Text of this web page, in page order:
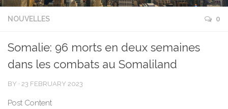
NOUVELLES 0
Somalie: 96 morts en deux semaines
dans les combats au Somaliland
BY · 23 FEBRUARY 2023
Post Content